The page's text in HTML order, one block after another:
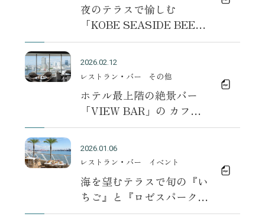
夜のテラスで愉しむ
「KOBE SEASIDE BEER
TERRACE」開催 ～ 新オ
BBQ」で炭火グリル体験も
～ 2026年3月12日（木）
予約開始／2026年5月1日
（金） オープン
2026.02.12
レストラン・バー その他
ホテル最上階の絶景バー
「VIEW BAR」の カフェ
タイムページのサイトを公
2026.01.06
レストラン・バー イベント
海を望むテラスで旬の『い
ちご』と『ロゼスパークリ
ング』を楽しむ春ランチ